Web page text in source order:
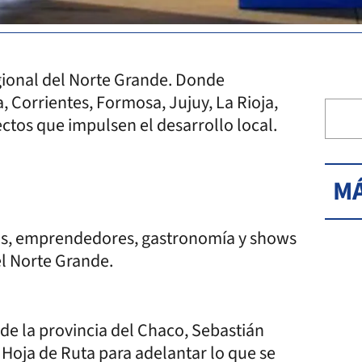
del Norte Grande. Donde
Formosa, Jujuy, La Rioja,
que impulsen el desarrollo local.
emprendedores, gastronomía y shows
Norte Grande.
la provincia del Chaco, Sebastián
de Ruta para adelantar lo que se